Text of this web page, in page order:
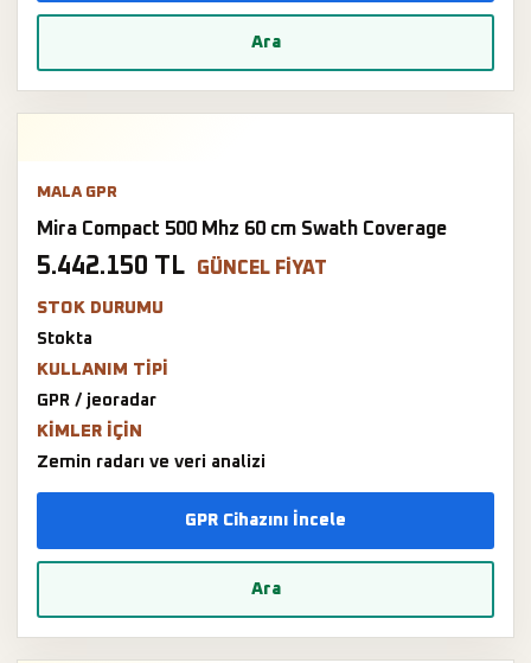
Ara
MALA GPR
Mira Compact 500 Mhz 60 cm Swath Coverage
5.442.150 TL GÜNCEL FIYAT
STOK DURUMU
Stokta
KULLANIM TIPI
GPR / jeoradar
KIMLER IÇIN
Zemin radarı ve veri analizi
GPR Cihazını İncele
Ara